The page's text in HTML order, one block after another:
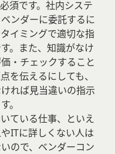
須です。社内システ
ンダーに委託するに
イミングで適切な指
。また、知識がなけ
・チェックすること
を伝えるにしても、
れば見当違いの指示
。
ている仕事、といえ
ITに詳しくない人は
ので、ベンダーコン